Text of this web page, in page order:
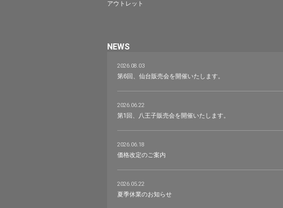
アウトレット
NEWS
2026.08.03
第6回、仙台販売会を開催いたします。
2026.06.22
第1回、八王子販売会を開催いたします。
2026.06.18
価格改定のご案内
2026.05.22
夏季休業のお知らせ